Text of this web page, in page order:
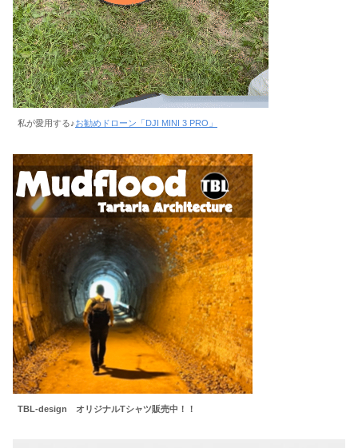
私が愛用する♪お勧めドローン「DJI MINI 3 PRO」
TBL-design オリジナルTシャツ販売中！！